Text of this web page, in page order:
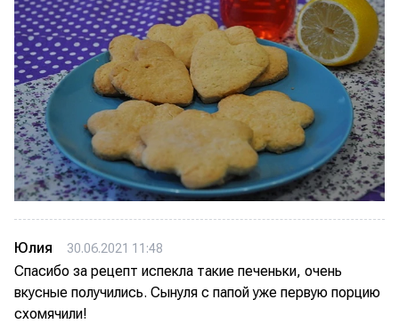
Юлия 30.06.2021 11:48
Спасибо за рецепт испекла такие печеньки, очень
вкусные получились. Сынуля с папой уже первую порцию
схомячили!